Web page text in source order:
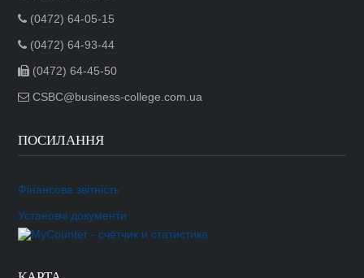
(0472) 64-05-15
(0472) 64-93-44
(0472) 64-45-50
CSBC@business-college.com.ua
ПОСИЛАННЯ
Фінансова звітність
Установчі документи